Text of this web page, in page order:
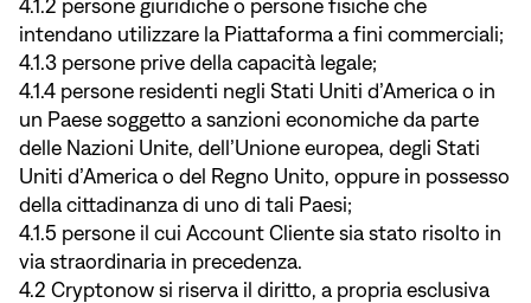
4.1.2 persone giuridiche o persone fisiche che
intendano utilizzare la Piattaforma a fini commerciali;
4.1.3 persone prive della capacità legale;
4.1.4 persone residenti negli Stati Uniti d’America o in
un Paese soggetto a sanzioni economiche da parte
delle Nazioni Unite, dell’Unione europea, degli Stati
Uniti d’America o del Regno Unito, oppure in possesso
della cittadinanza di uno di tali Paesi;
4.1.5 persone il cui Account Cliente sia stato risolto in
via straordinaria in precedenza.
4.2 Cryptonow si riserva il diritto, a propria esclusiva